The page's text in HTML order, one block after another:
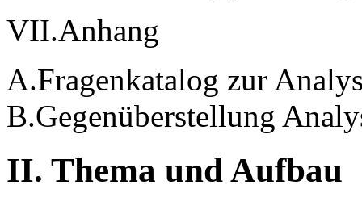
VII.Anhang
A.Fragenkatalog zur
B.Gegenüberstellung
II. Thema und Aufbau